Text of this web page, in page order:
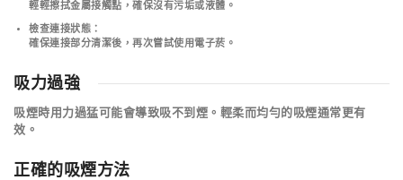
輕輕擦拭金屬接觸點，確保沒有污垢或液體。
檢查連接狀態 ：
確保連接部分清潔後，再次嘗試使用電子菸。
吸力過強
吸煙時用力過猛可能會導致吸不到煙。 輕柔而均勻的吸煙通常更有
效 。
正確的吸煙方法